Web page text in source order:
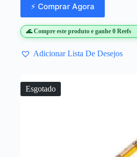
⚡ Comprar Agora
🌊 Compre este produto e ganhe 0 Reefs
Adicionar Lista De Desejos
Esgotado